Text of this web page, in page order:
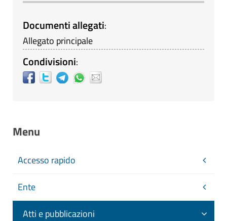
Documenti allegati:
Allegato principale
Condivisioni:
Menu
Accesso rapido
Ente
Atti e pubblicazioni